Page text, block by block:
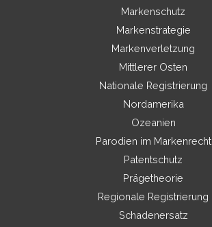
Markenschutz
Markenstrategie
Markenverletzung
Mittlerer Osten
Nationale Registrierung
Nordamerika
Ozeanien
Parodien im Markenrecht
Patentschutz
Prägetheorie
Regionale Registrierung
Schadenersatz